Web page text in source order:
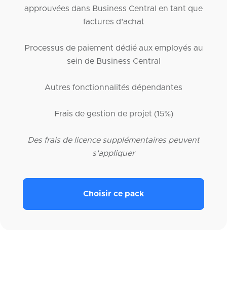
approuvées dans Business Central en tant que
factures d'achat
Processus de paiement dédié aux employés au
sein de Business Central
Autres fonctionnalités dépendantes
Frais de gestion de projet (15%)
Des frais de licence supplémentaires peuvent
s'appliquer
Choisir ce pack